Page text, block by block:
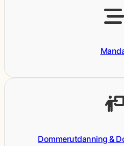
Dommerutdanning &